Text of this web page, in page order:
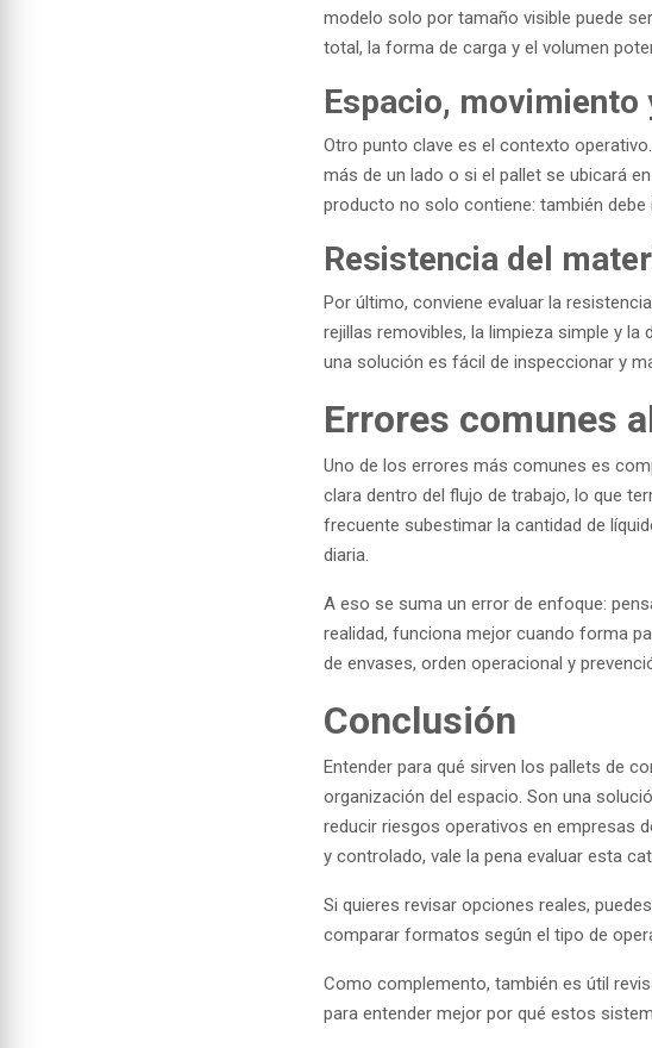
modelo solo por tamaño visible puede
total, la forma de carga y el volumen
Espacio, movimiento
Otro punto clave es el contexto
más de un lado o si el pallet se ubicará
producto no solo contiene: también
Resistencia del
Por último, conviene evaluar la
rejillas removibles, la limpieza simple y
una solución es fácil de inspeccionar y
Errores comunes
Uno de los errores más comunes es
clara dentro del flujo de trabajo, lo que
frecuente subestimar la cantidad de
diaria.
A eso se suma un error de enfoque:
realidad, funciona mejor cuando forma
de envases, orden operacional y
Conclusión
Entender para qué sirven los pallets de
organización del espacio. Son una
reducir riesgos operativos en empresas
y controlado, vale la pena evaluar esta
Si quieres revisar opciones reales,
comparar formatos según el tipo de
Como complemento, también es útil
para entender mejor por qué estos